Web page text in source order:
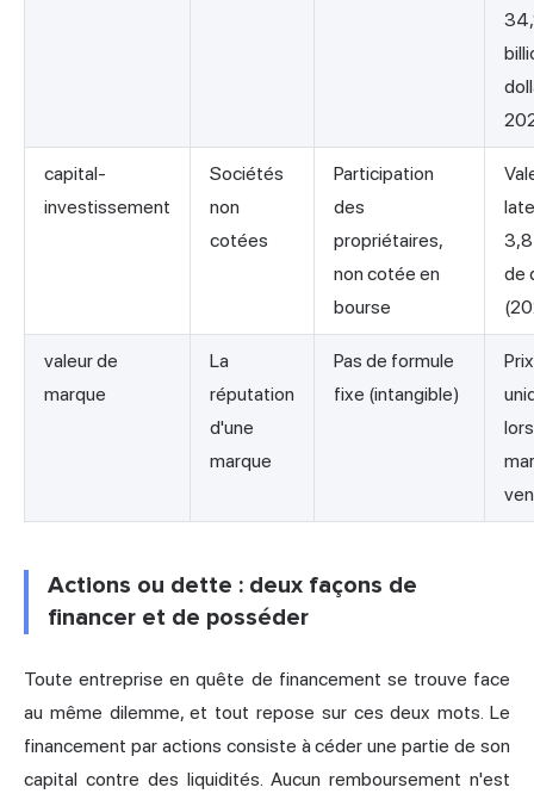
capital-
investissement
Sociétés
non
cotées
Participation
des
propriétaires,
non cotée en
bourse
3,8
de
valeur de
marque
La
réputation
d'une
marque
Pas de formule
fixe (intangible)
Actions ou dette : deux façons de
financer et de posséder
Toute entreprise en quête de financement se trouve face
au même dilemme, et tout repose sur ces deux mots. Le
financement par actions consiste à céder une partie de son
capital contre des liquidités. Aucun remboursement n'est